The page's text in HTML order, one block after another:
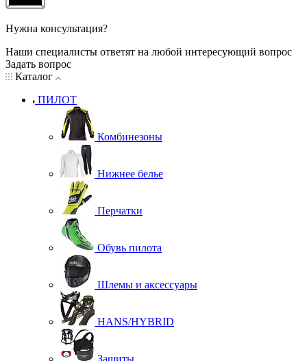
Нужна консультация?
Наши специалисты ответят на любой интересующий вопрос
Задать вопрос
Каталог
ПИЛОТ
Комбинезоны
Нижнее белье
Перчатки
Обувь пилота
Шлемы и аксессуары
HANS/HYBRID
Защиты